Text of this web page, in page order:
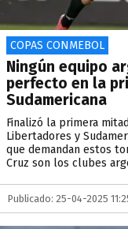
COPAS CONMEBOL
Ningún equipo
perfecto en la
Sudamericana
Finalizó la primera
Libertadores y
que demandan estos
Cruz son los clubes
Publicado: 25-04-2025